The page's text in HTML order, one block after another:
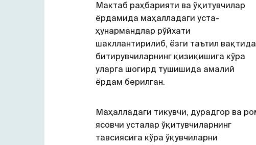
Мактаб раҳбарияти ва ўқитувчилар
ёрдамида маҳалладаги уста-
ҳунармандлар рўйхати
шакллантирилиб, ёзги таътил вақтида
битирувчиларнинг қизиқишига кўра
уларга шогирд тушишида амалий
ёрдам берилган.
Маҳалладаги тикувчи, дурадгор ва
ясовчи усталар ўқитувчиларнинг
тавсиясига кўра ўқувчиларни